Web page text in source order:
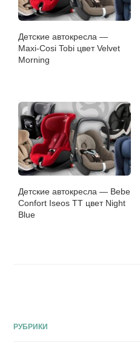
Детские автокресла —
Maxi-Cosi Tobi цвет Velvet
Morning
Детские автокресла — Bebe
Confort Iseos TT цвет Night
Blue
РУБРИКИ